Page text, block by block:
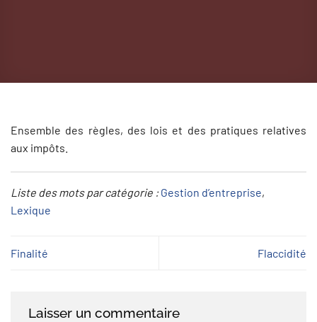
Ensemble des règles, des lois et des pratiques relatives
aux impôts.
Liste des mots par catégorie : Gestion d’entreprise
Lexique
Finalité Flaccidité
Laisser un commentaire